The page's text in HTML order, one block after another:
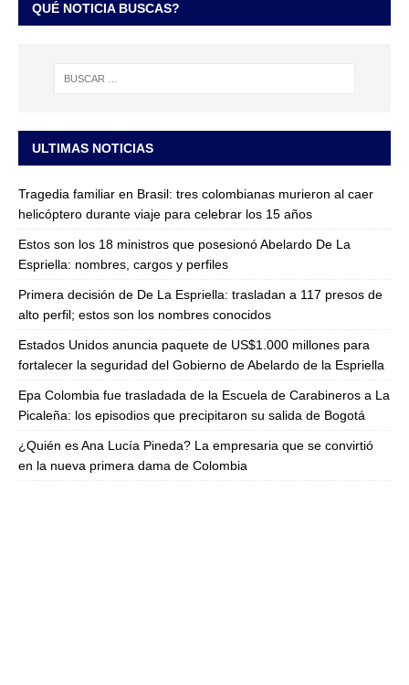
QUÉ NOTICIA BUSCAS?
ULTIMAS NOTICIAS
Tragedia familiar en Brasil: tres colombianas murieron al caer
helicóptero durante viaje para celebrar los 15 años
Estos son los 18 ministros que posesionó Abelardo De La
Espriella: nombres, cargos y perfiles
Primera decisión de De La Espriella: trasladan a 117 presos de
alto perfil; estos son los nombres conocidos
Estados Unidos anuncia paquete de US$1.000 millones para
fortalecer la seguridad del Gobierno de Abelardo de la Espriella
Epa Colombia fue trasladada de la Escuela de Carabineros a La
Picaleña: los episodios que precipitaron su salida de Bogotá
¿Quién es Ana Lucía Pineda? La empresaria que se convirtió
en la nueva primera dama de Colombia